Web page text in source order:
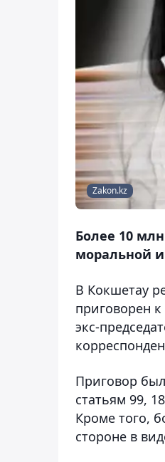
Zakon.kz
Более 10
моральной
В Кокшетау
приговорен
экс-
Приговор
статьям 99,
Кроме того,
стороне в